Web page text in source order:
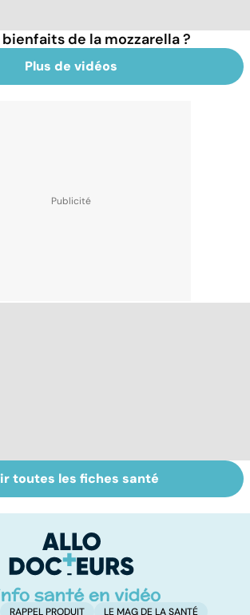
de la mozzarella ?
Plus de vidéos
santé
et
Alimentation :
mangeons-nous
protéines ?
toutes les fiches santé
RAPPEL PRODUIT LE MAG DE LA SANTÉ